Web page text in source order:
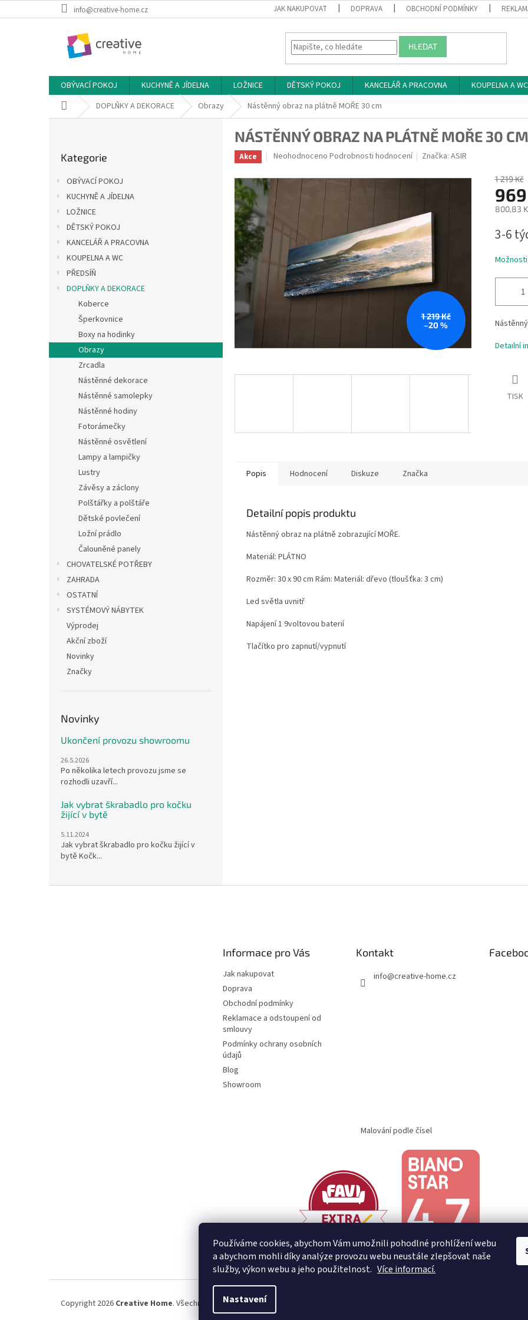
Používáme cookies, abychom Vám umožnili pohodlné prohlížení webu
a abychom mohli díky analýze provozu webu neustále zlepšovat naše
služby, výkon webu a jeho použitelnost. Více informací.
Nastavení
na
info@creative-home.cz JAK NAKUPOVAT DOPRAVA OBCHODNÍ PODMÍNKY
HLEDAT
OBÝVACÍ POKOJ KUCHYNĚ A JÍDELNA LOŽNICE DĚTSKÝ POKOJ KANCELÁŘ A PRACOVNA
KOUPELNA A WC
Domů DOPLŇKY A DEKORACE Obrazy Nástěnný obraz na plátně MOŘE 30 cm
kategorie
Kategorie
OBÝVACÍ POKOJ
KUCHYNĚ A JÍDELNA
LOŽNICE
DĚTSKÝ POKOJ
KANCELÁŘ A PRACOVNA
KOUPELNA A WC
PŘEDSÍŇ
DOPLŇKY A DEKORACE
Koberce
Šperkovnice
Boxy na hodinky
Obrazy
Zrcadla
Nástěnné dekorace
Nástěnné samolepky
Nástěnné hodiny
Fotorámečky
Nástěnné osvětlení
Lampy a lampičky
Lustry
Závěsy a záclony
Polštářky a polštáře
Dětské povlečení
Ložní prádlo
Čalouněné panely
CHOVATELSKÉ POTŘEBY
ZAHRADA
OSTATNÍ
SYSTÉMOVÝ NÁBYTEK
Výprodej
Akční zboží
Novinky
Značky
Novinky
Ukončení provozu showroomu
26.5.2026
Po několika letech provozu jsme se
rozhodli uzavří...
Jak vybrat škrabadlo pro kočku
žijící v bytě
5.11.2024
Jak vybrat škrabadlo pro kočku žijící v
bytě Kočk...
NÁSTĚNNÝ OBRAZ NA PLÁTNĚ MOŘE 30 CM
Akce
Průměrné
produktu
je
0,0
z
5
hvězdiček.
Neohodnoceno Podrobnosti hodnocení Značka:ASIR
1 219 Kč
–20 %
1 219 Kč
800,83
cena:
3-6
Detailní
TISK
Popis Hodnocení Diskuze Značka
Detailní popis produktu
Nástěnný obraz na plátně zobrazující MOŘE.
Materiál: PLÁTNO
Rozměr: 30 x 90 cm Rám: Materiál: dřevo (tloušťka: 3 cm)
Led světla uvnitř
Napájení 1 9voltovou baterií
Tlačítko pro zapnutí/vypnutí
Informace pro Vás
Jak nakupovat
Doprava
Obchodní podmínky
Reklamace a odstoupení od
smlouvy
Podmínky ochrany osobních
údajů
Blog
Showroom
Kontakt
info@creative-home.cz
Malování podle čísel
Copyright 2026 Creative Home. Všechna práva vyhrazena.